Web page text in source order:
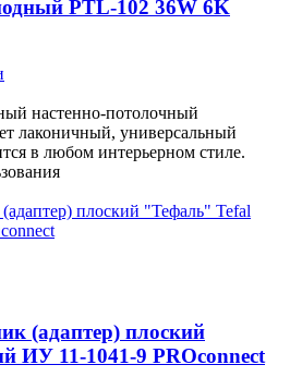
PTL-102 36W 6K
настенно-потолочный
лаконичный, универсальный
в любом интерьерном стиле.
(адаптер) плоский
ИУ 11-1041-9 PROconnect